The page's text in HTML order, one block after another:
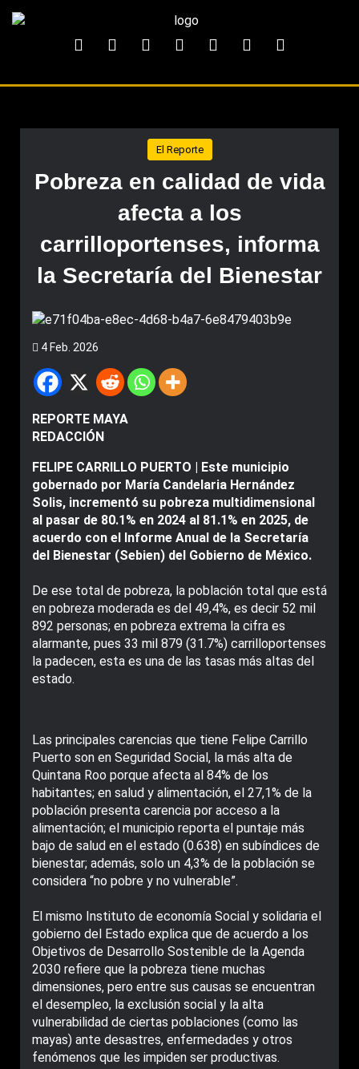
El Reporte
Pobreza en calidad de vida
afecta a los
carrilloportenses, informa
la Secretaría del Bienestar
4 Feb. 2026
REPORTE MAYA
REDACCIÓN
FELIPE CARRILLO PUERTO | Este municipio
gobernado por María Candelaria Hernández
Solis, incrementó su pobreza multidimensional
al pasar de 80.1% en 2024 al 81.1% en 2025, de
acuerdo con el Informe Anual de la Secretaría
del Bienestar (Sebien) del Gobierno de México.
De ese total de pobreza, la población total que está
en pobreza moderada es del 49,4%, es decir 52 mil
892 personas; en pobreza extrema la cifra es
alarmante, pues 33 mil 879 (31.7%) carrilloportenses
la padecen, esta es una de las tasas más altas del
estado.
Las principales carencias que tiene Felipe Carrillo
Puerto son en Seguridad Social, la más alta de
Quintana Roo porque afecta al 84% de los
habitantes; en salud y alimentación, el 27,1% de la
población presenta carencia por acceso a la
alimentación; el municipio reporta el puntaje más
bajo de salud en el estado (0.638) en subíndices de
bienestar; además, solo un 4,3% de la población se
considera “no pobre y no vulnerable”.
El mismo Instituto de economía Social y solidaria el
gobierno del Estado explica que de acuerdo a los
Objetivos de Desarrollo Sostenible de la Agenda
2030 refiere que la pobreza tiene muchas
dimensiones, pero entre sus causas se encuentran
el desempleo, la exclusión social y la alta
vulnerabilidad de ciertas poblaciones (como las
mayas) ante desastres, enfermedades y otros
fenómenos que les impiden ser productivas.